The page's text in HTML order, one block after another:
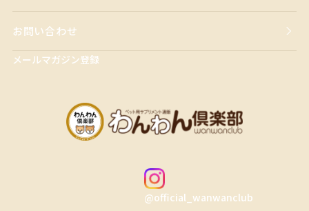
お問い合わせ
メールマガジン登録
@official_wanwanclub